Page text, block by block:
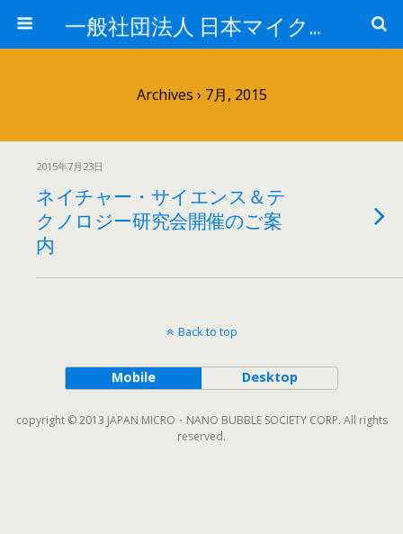
一般社団法人 日本マイクロ・ナノバブル学会
Archives › 7月, 2015
2015年7月23日
ネイチャー・サイエンス＆テ
クノロジー研究会開催のご案
内
Back to top
Mobile Desktop
copyright © 2013 JAPAN MICRO・NANO BUBBLE SOCIETY CORP. All rights
reserved.